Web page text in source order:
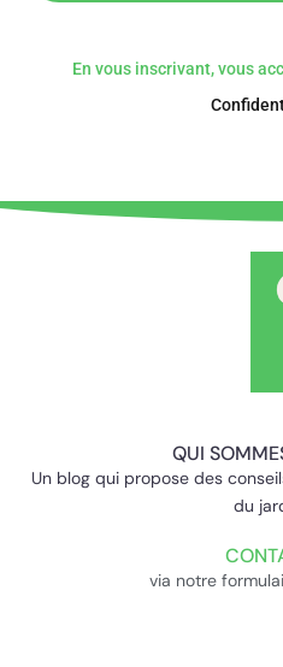
En vous inscrivant, vous
QUI
Un blog qui propose des
du
via notre